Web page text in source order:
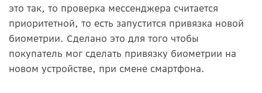
это так, то проверка мессенджера считается
приоритетной, то есть запустится привязка новой
биометрии. Сделано это для того чтобы
покупатель мог сделать привязку биометрии на
новом устройстве, при смене смартфона.